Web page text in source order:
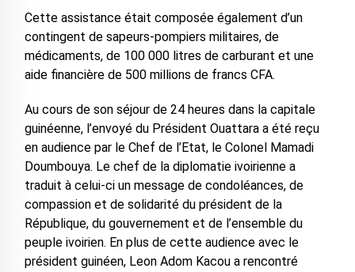
Cette assistance était composée également d’un
contingent de sapeurs-pompiers militaires, de
médicaments, de 100 000 litres de carburant et une
aide financière de 500 millions de francs CFA.
Au cours de son séjour de 24 heures dans la capitale
guinéenne, l’envoyé du Président Ouattara a été reçu
en audience par le Chef de l’Etat, le Colonel Mamadi
Doumbouya. Le chef de la diplomatie ivoirienne a
traduit à celui-ci un message de condoléances, de
compassion et de solidarité du président de la
République, du gouvernement et de l’ensemble du
peuple ivoirien. En plus de cette audience avec le
président guinéen, Leon Adom Kacou a rencontré